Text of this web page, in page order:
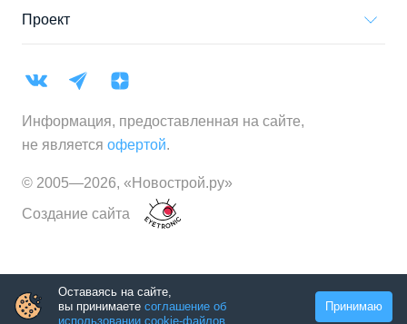
Проект
Информация, предоставленная на сайте,
не является офертой.
© 2005—2026, «Новострой.ру»
Создание сайта
Оставаясь на сайте,
вы принимаете соглашение об
использовании cookie-файлов
Принимаю